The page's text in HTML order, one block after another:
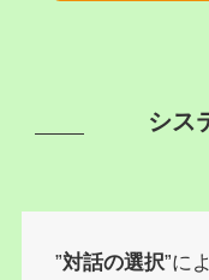
シス
”対話の選択”に